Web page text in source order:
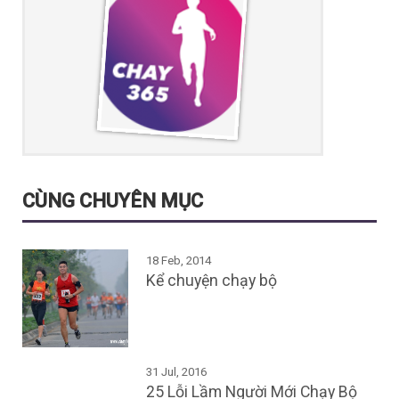
CÙNG CHUYÊN MỤC
18 Feb, 2014
Kể chuyện chạy bộ
31 Jul, 2016
25 Lỗi Lầm Người Mới Chạy Bộ